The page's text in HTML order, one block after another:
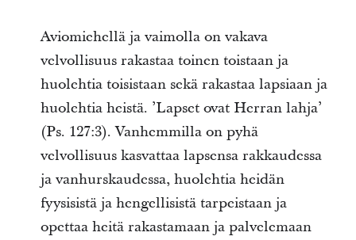
Aviomiehellä ja vaimolla on vakava
velvollisuus rakastaa toinen toistaan ja
huolehtia toisistaan sekä rakastaa lapsiaan ja
huolehtia heistä. ’Lapset ovat Herran lahja’
(Ps. 127:3). Vanhemmilla on pyhä
velvollisuus kasvattaa lapsensa rakkaudessa
ja vanhurskaudessa, huolehtia heidän
fyysisistä ja hengellisistä tarpeistaan ja
opettaa heitä rakastamaan ja palvelemaan